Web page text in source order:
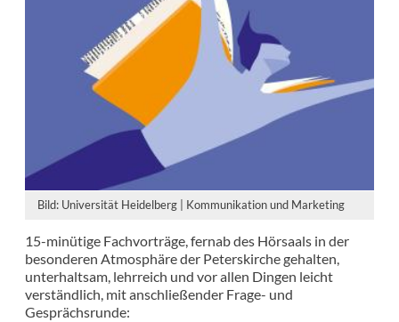
Bild: Universität Heidelberg | Kommunikation und Marketing
15-minütige Fachvorträge, fernab des Hörsaals in der
besonderen Atmosphäre der Peterskirche gehalten,
unterhaltsam, lehrreich und vor allen Dingen leicht
verständlich, mit anschließender Frage- und
Gesprächsrunde: